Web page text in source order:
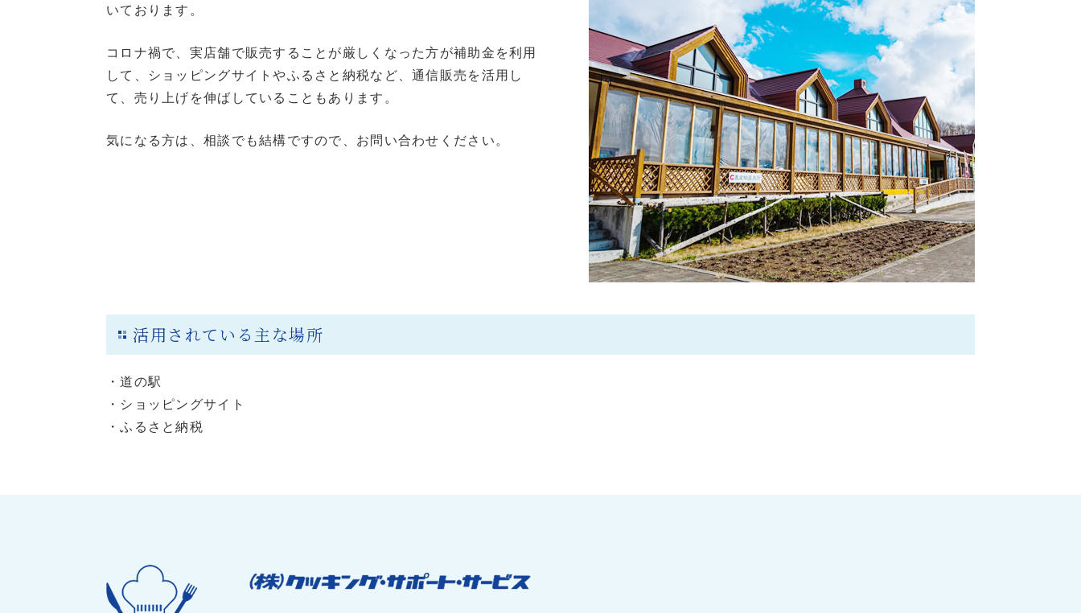
いております。
コロナ禍で、実店舗で販売することが厳しくなった方が補助金を利用
して、ショッピングサイトやふるさと納税など、通信販売を活用し
て、売り上げを伸ばしていることもあります。
気になる方は、相談でも結構ですので、お問い合わせください。
活用されている主な場所
・道の駅
・ショッピングサイト
・ふるさと納税